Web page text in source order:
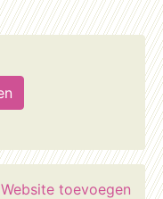
Website toevoegen